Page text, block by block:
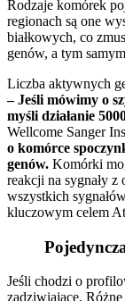
Rodzaje komórek
regionach są one
białkowych, co
genów, a tym
Liczba aktywnych
– Jeśli mówimy o
myśli działanie
Wellcome Sanger
o komórce
genów. Komórki
reakcji na sygnały z
wszystkich
kluczowym celem
Jeśli chodzi o
zadziwiające.